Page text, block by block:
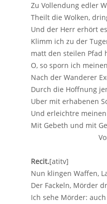
Zu Vollendung edler
Theilt die Wolken,
Und der Herr erhört
Klimm ich zu der
matt den steilen Pfad
O, so sporn ich
Nach der Wanderer
Durch die Hoffnung
Uber mit erhabenen
Und erleichtre meinen
Mit Gebeth und mit
Von
Recit.[atitv]
Nun klingen Waffen,
Der Fackeln, Mörder
Ich sehe Mörder: